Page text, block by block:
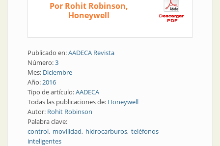
Por Rohit Robinson,
Honeywell
Publicado en:AADECA Revista
Número:3
Mes: Diciembre
Año:2016
Tipo de artículo:AADECA
Todas las publicaciones de: Honeywell
Autor: Rohit Robinson
Palabra clave:
control movilidad hidrocarburos teléfonos
inteligentes